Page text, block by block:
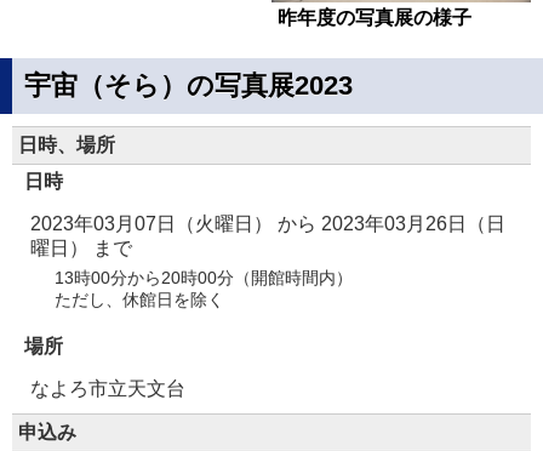
昨年度の写真展の様子
宇宙（そら）の写真展2023
日時、場所
日時
2023年03月07日（火曜日） から 2023年03月26日（日
曜日）
まで
13時00分から20時00分（開館時間内）
ただし、休館日を除く
場所
なよろ市立天文台
申込み